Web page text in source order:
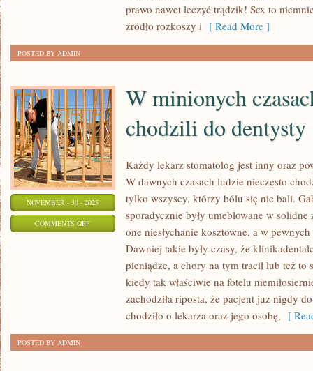
BEZ
MAŁA
prawo nawet leczyć trądzik! Sex to
źródło rozkoszy i [ Read More ]
POSTED BY ADMIN
NOVEMBER - 30 - 2025
COMMENTS OFFON
W minionych
chodzili do dentysty
Każdy lekarz stomatolog jest inny oraz
W dawnych czasach ludzie nieczęsto
tylko wszyscy, którzy bólu się nie bali.
sporadycznie były umeblowane w
one niesłychanie kosztowne, a w
Dawniej takie były czasy, że
pieniądze, a chory na tym tracił lub też to
kiedy tak właściwie na fotelu
zachodziła riposta, że pacjent już nigdy
chodziło o lekarza oraz jego osobę, [
POSTED BY ADMIN